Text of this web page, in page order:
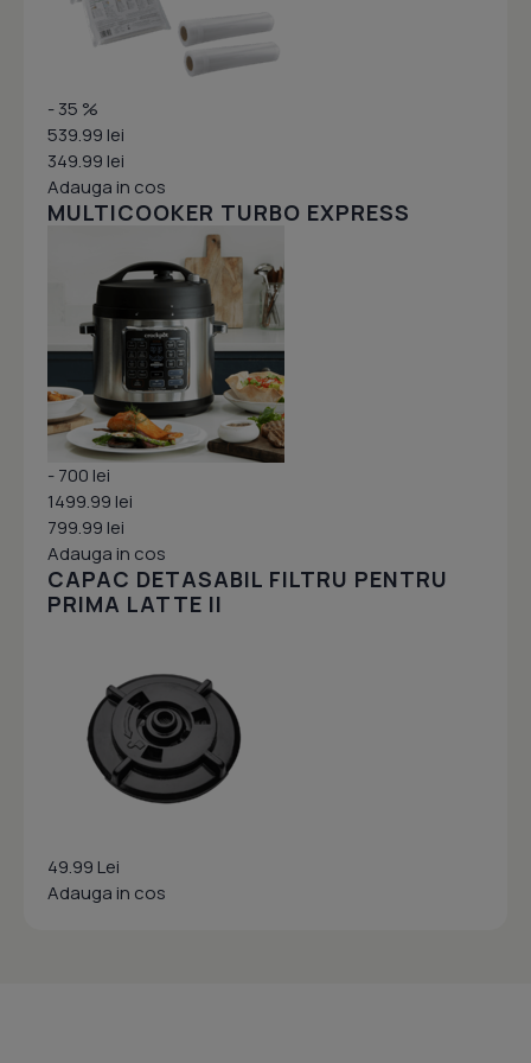
- 35 %
539.99 lei
349.99 lei
Adauga in cos
MULTICOOKER TURBO EXPRESS
- 700 lei
1499.99 lei
799.99 lei
Adauga in cos
CAPAC DETASABIL FILTRU PENTRU
PRIMA LATTE II
49.99 Lei
Adauga in cos